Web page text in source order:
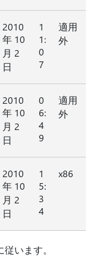
2010
年 10
月 2
日
1
1:
0
7
適用
外
2010
年 10
月 2
日
0
6:
4
9
適用
外
2010
年 10
月 2
日
1
5:
3
4
x86
います。